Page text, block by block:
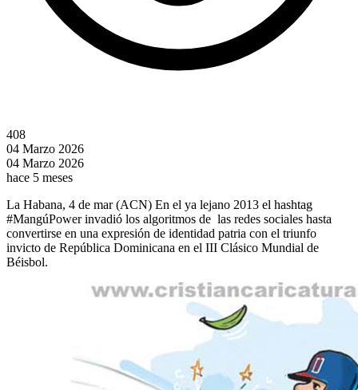
408
04 Marzo 2026
04 Marzo 2026
hace 5 meses
La Habana, 4 de mar (ACN) En el ya lejano 2013 el hashtag
#MangúPower invadió los algoritmos de las redes sociales hasta
convertirse en una expresión de identidad patria con el triunfo
invicto de República Dominicana en el III Clásico Mundial de
Béisbol.